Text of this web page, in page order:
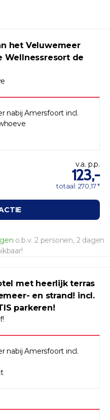
het Veluwemeer
Wellnessresort de
nabij Amersfoort incl.
v.a. p.p.
123,-
totaal: 270,17 *
o.b.v. 2 personen, 2 dagen
met heerlijk terras
en strand! incl.
parkeren!
nabij Amersfoort incl.